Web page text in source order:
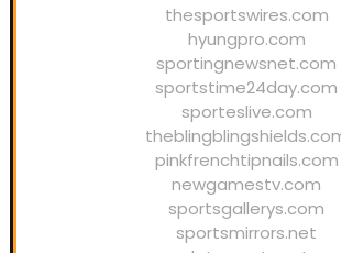
thesportswires.com
hyungpro.com
sportingnewsnet.com
sportstime24day.com
sporteslive.com
pinkfrenchtipnails.com
newgamestv.com
sportsgallerys.com
sportsmirrors.net